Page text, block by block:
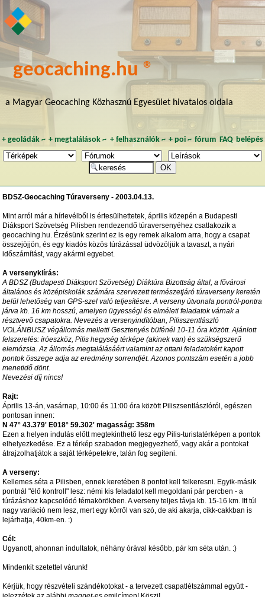
geocaching.hu ®
a Magyar Geocaching Közhasznú Egyesület hivatalos oldala
+ geoládák~ +megtalálások ~ + felhasználók~ + poi~ fórum FAQ belépés
BDSZ-Geocaching Túraverseny - 2003.04.13.
Mint arról már a hírlevélből is értesülhettetek, április közepén a Budapesti
Diáksport Szövetség Pilisben rendezendő túraversenyéhez csatlakozik a
geocaching.hu. Érzésünk szerint ez is egy remek alkalom arra, hogy a csapat
összejöjjön, és egy kiadós közös túrázással üdvözöljük a tavaszt, a nyári
időszámítást, vagy akármi egyebet.
A versenykiírás:
A BDSZ (Budapesti Diáksport Szövetség) Diáktúra Bizottság által, a fővárosi
általános és középiskolák számára szervezett természetjáró túraverseny keretén
belül lehetőség van GPS-szel való teljesítésre. A verseny útvonala pontról-pontra
járva kb. 16 km hosszú, amelyen ügyességi és elméleti feladatok várnak a
résztvevő csapatokra. Nevezés a versenyindítóban, Pilisszentlászló
VOLÁNBUSZ végállomás melletti Gesztenyés büfénél 10-11 óra között. Ajánlott
felszerelés: íróeszköz, Pilis hegység térképe (akinek van) és szükségszerű
elemózsia. Az állomás megtalálásáért valamint az ottani feladatokért kapott
pontok összege adja az eredmény sorrendjét. Azonos pontszám esetén a jobb
menetidő dönt.
Nevezési díj nincs!
Rajt:
Április 13-án, vasárnap, 10:00 és 11:00 óra között Piliszsentlászlóról, egészen
pontosan innen:
N 47° 43.379' E018° 59.302' magasság: 358m
Ezen a helyen indulás előtt megtekinthető lesz egy Pilis-turistatérképen a pontok
elhelyezkedése. Ez a térkép szabadon megjegyezhető, vagy akár a pontokat
átrajzolhatjátok a saját térképetekre, talán fog segíteni.
A verseny:
Kellemes séta a Pilisben, ennek keretében 8 pontot kell felkeresni. Egyik-másik
pontnál "élő kontroll" lesz: némi kis feladatot kell megoldani pár percben - a
túrázáshoz kapcsolódó témakörökben. A verseny teljes távja kb. 15-16 km. Itt túl
nagy variáció nem lesz, mert egy körről van szó, de aki akarja, cikk-cakkban is
lejárhatja, 40km-en. :)
Cél:
Ugyanott, ahonnan indultatok, néhány órával később, pár km séta után. :)
Mindenkit szetettel várunk!
Kérjük, hogy részvételi szándékotokat - a tervezett csapatlétszámmal együtt -